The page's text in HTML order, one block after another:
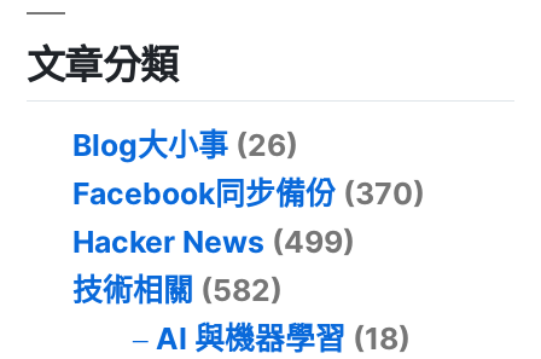
文章分類
Blog大小事 (26)
Facebook同步備份 (370)
Hacker News (499)
技術相關 (582)
AI 與機器學習 (18)